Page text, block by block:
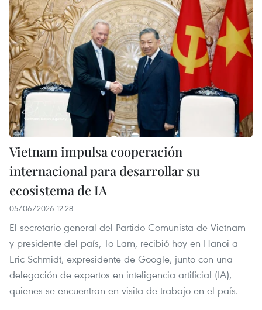
Vietnam impulsa cooperación
internacional para desarrollar su
ecosistema de IA
05/06/2026 12:28
El secretario general del Partido Comunista de Vietnam
y presidente del país, To Lam, recibió hoy en Hanoi a
Eric Schmidt, expresidente de Google, junto con una
delegación de expertos en inteligencia artificial (IA),
quienes se encuentran en visita de trabajo en el país.